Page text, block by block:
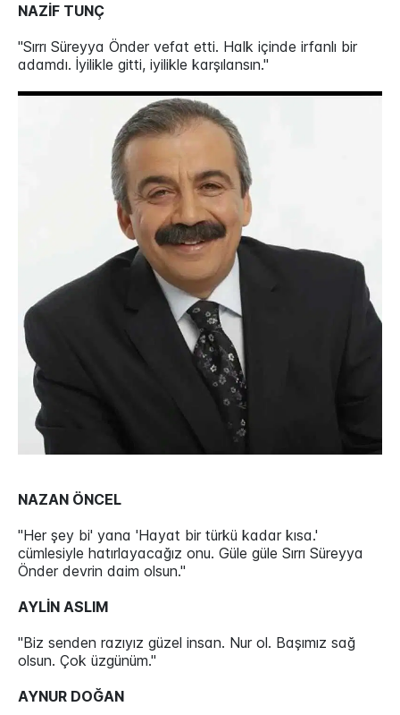
NAZİF TUNÇ
"Sırrı Süreyya Önder vefat etti. Halk içinde irfanlı bir
adamdı. İyilikle gitti, iyilikle karşılansın."
NAZAN ÖNCEL
"Her şey bi' yana 'Hayat bir türkü kadar kısa.'
cümlesiyle hatırlayacağız onu. Güle güle Sırrı Süreyya
Önder devrin daim olsun."
AYLİN ASLIM
"Biz senden razıyız güzel insan. Nur ol. Başımız sağ
olsun. Çok üzgünüm."
AYNUR DOĞAN